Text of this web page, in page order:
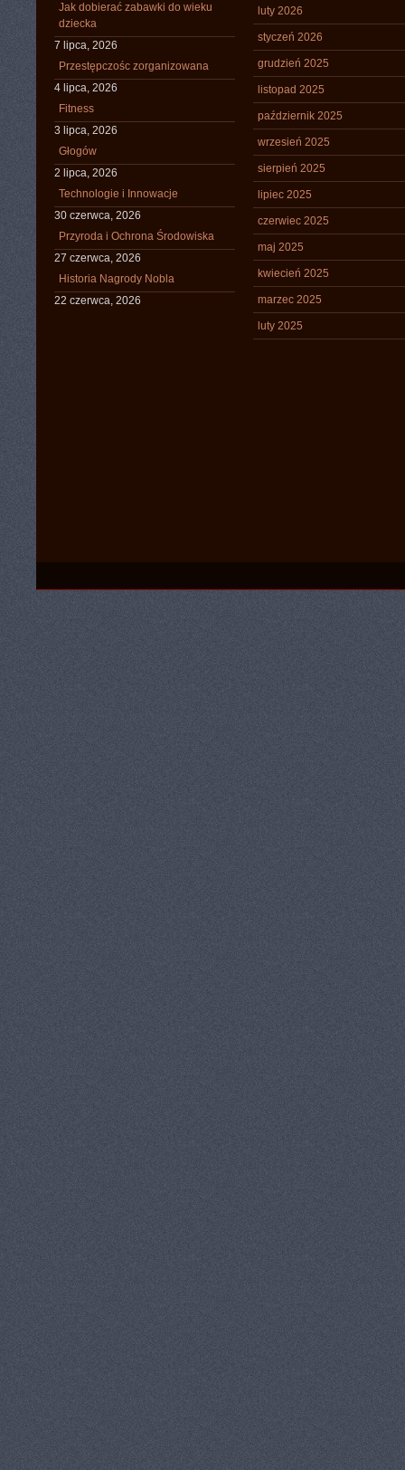
Jak dobierać zabawki do wieku
dziecka
7 lipca, 2026
Przestępczośc zorganizowana
4 lipca, 2026
Fitness
3 lipca, 2026
Głogów
2 lipca, 2026
Technologie i Innowacje
30 czerwca, 2026
Przyroda i Ochrona Środowiska
27 czerwca, 2026
Historia Nagrody Nobla
22 czerwca, 2026
luty 2026
styczeń 2026
grudzień 2025
listopad 2025
październik 2025
wrzesień 2025
sierpień 2025
lipiec 2025
czerwiec 2025
maj 2025
kwiecień 2025
marzec 2025
luty 2025